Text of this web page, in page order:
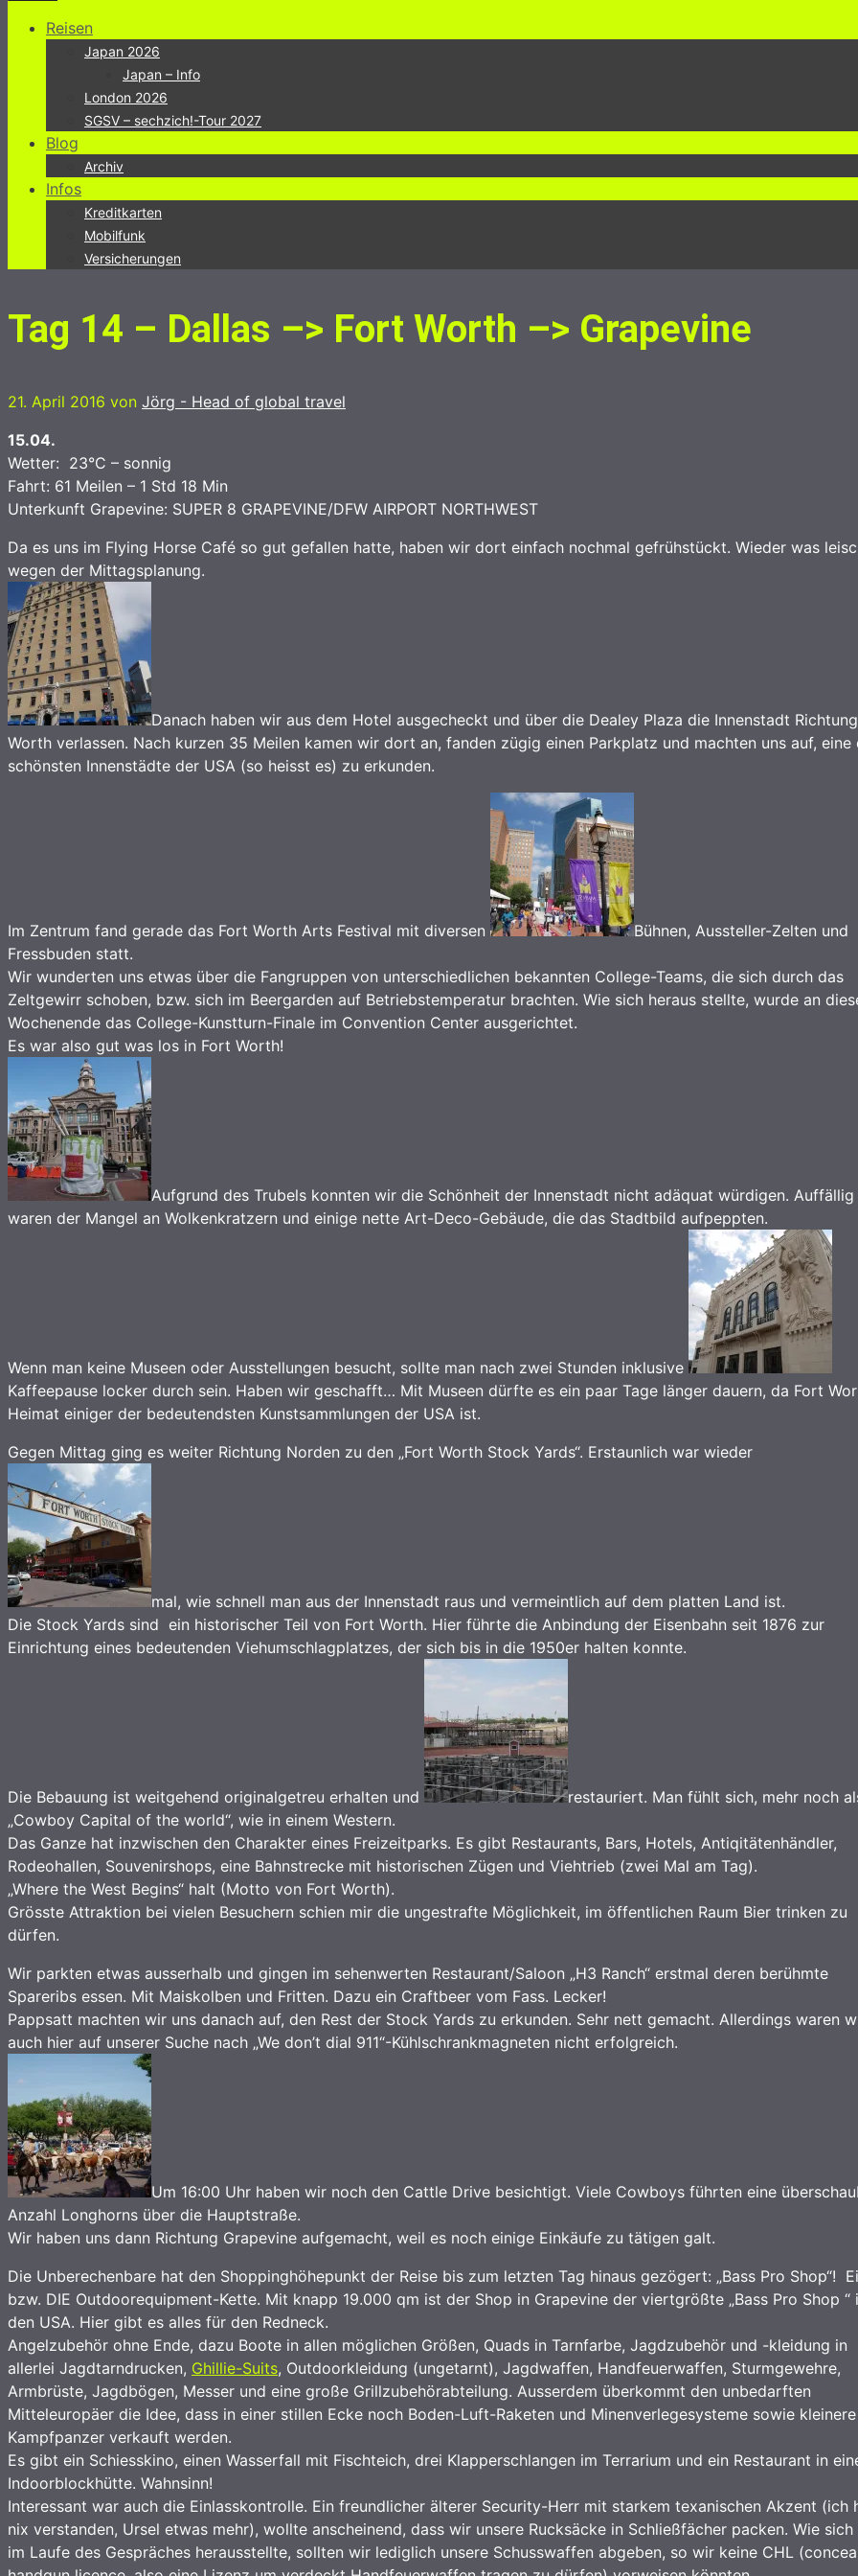
Reisen
Japan 2026
Japan – Info
London 2026
SGSV – sechzich!-Tour 2027
Blog
Archiv
Infos
Kreditkarten
Mobilfunk
Versicherungen
Tag 14 – Dallas –> Fort Worth –> Grapevine
21. April 2016 von Jörg - Head of global travel
15.04.
Wetter: 23°C – sonnig
Fahrt: 61 Meilen – 1 Std 18 Min
Unterkunft Grapevine: SUPER 8 GRAPEVINE/DFW AIRPORT NORTHWEST
Da es uns im Flying Horse Café so gut gefallen hatte, haben wir dort einfach nochmal gefrühstückt. Wieder was
wegen der Mittagsplanung.
Danach haben wir aus dem Hotel ausgecheckt und über die Dealey Plaza die Innenstadt
Worth verlassen. Nach kurzen 35 Meilen kamen wir dort an, fanden zügig einen Parkplatz und machten uns auf, eine
schönsten Innenstädte der USA (so heisst es) zu erkunden.
Im Zentrum fand gerade das Fort Worth Arts Festival mit diversen
Bühnen, Aussteller-Zelten und
Fressbuden statt.
Wir wunderten uns etwas über die Fangruppen von unterschiedlichen bekannten College-Teams, die sich durch das
Zeltgewirr schoben, bzw. sich im Beergarden auf Betriebstemperatur brachten. Wie sich heraus stellte, wurde an
Wochenende das College-Kunstturn-Finale im Convention Center ausgerichtet.
Es war also gut was los in Fort Worth!
Aufgrund des Trubels konnten wir die Schönheit der Innenstadt nicht adäquat würdigen. Auffällig
waren der Mangel an Wolkenkratzern und einige nette Art-Deco-Gebäude, die das Stadtbild aufpeppten.
Wenn man keine Museen oder Ausstellungen besucht, sollte man nach zwei Stunden inklusive
Kaffeepause locker durch sein. Haben wir geschafft… Mit Museen dürfte es ein paar Tage länger dauern, da Fort
Heimat einiger der bedeutendsten Kunstsammlungen der USA ist.
Gegen Mittag ging es weiter Richtung Norden zu den „Fort Worth Stock Yards“. Erstaunlich war wieder
mal, wie schnell man aus der Innenstadt raus und vermeintlich auf dem platten Land ist.
Die Stock Yards sind ein historischer Teil von Fort Worth. Hier führte die Anbindung der Eisenbahn seit 1876 zur
Einrichtung eines bedeutenden Viehumschlagplatzes, der sich bis in die 1950er halten konnte.
Die Bebauung ist weitgehend originalgetreu erhalten und
restauriert. Man fühlt sich, mehr noch
„Cowboy Capital of the world“, wie in einem Western.
Das Ganze hat inzwischen den Charakter eines Freizeitparks. Es gibt Restaurants, Bars, Hotels, Antiqitätenhändler,
Rodeohallen, Souvenirshops, eine Bahnstrecke mit historischen Zügen und Viehtrieb (zwei Mal am Tag).
„Where the West Begins“ halt (Motto von Fort Worth).
Grösste Attraktion bei vielen Besuchern schien mir die ungestrafte Möglichkeit, im öffentlichen Raum Bier trinken zu
dürfen.
Wir parkten etwas ausserhalb und gingen im sehenwerten Restaurant/Saloon „H3 Ranch“ erstmal deren berühmte
Spareribs essen. Mit Maiskolben und Fritten. Dazu ein Craftbeer vom Fass. Lecker!
Pappsatt machten wir uns danach auf, den Rest der Stock Yards zu erkunden. Sehr nett gemacht. Allerdings waren
auch hier auf unserer Suche nach „We don’t dial 911“-Kühlschrankmagneten nicht erfolgreich.
Um 16:00 Uhr haben wir noch den Cattle Drive besichtigt. Viele Cowboys führten eine
Anzahl Longhorns über die Hauptstraße.
Wir haben uns dann Richtung Grapevine aufgemacht, weil es noch einige Einkäufe zu tätigen galt.
Die Unberechenbare hat den Shoppinghöhepunkt der Reise bis zum letzten Tag hinaus gezögert: „Bass Pro Shop“!
bzw. DIE Outdoorequipment-Kette. Mit knapp 19.000 qm ist der Shop in Grapevine der viertgrößte „Bass Pro Shop “
den USA. Hier gibt es alles für den Redneck.
Angelzubehör ohne Ende, dazu Boote in allen möglichen Größen, Quads in Tarnfarbe, Jagdzubehör und -kleidung in
allerlei Jagdtarndrucken, Ghillie-Suits, Outdoorkleidung (ungetarnt), Jagdwaffen, Handfeuerwaffen, Sturmgewehre,
Armbrüste, Jagdbögen, Messer und eine große Grillzubehörabteilung. Ausserdem überkommt den unbedarften
Mitteleuropäer die Idee, dass in einer stillen Ecke noch Boden-Luft-Raketen und Minenverlegesysteme sowie kleinere
Kampfpanzer verkauft werden.
Es gibt ein Schiesskino, einen Wasserfall mit Fischteich, drei Klapperschlangen im Terrarium und ein Restaurant in
Indoorblockhütte. Wahnsinn!
Interessant war auch die Einlasskontrolle. Ein freundlicher älterer Security-Herr mit starkem texanischen Akzent (ich
nix verstanden, Ursel etwas mehr), wollte anscheinend, dass wir unsere Rucksäcke in Schließfächer packen. Wie sich
im Laufe des Gespräches herausstellte, sollten wir lediglich unsere Schusswaffen abgeben, so wir keine CHL